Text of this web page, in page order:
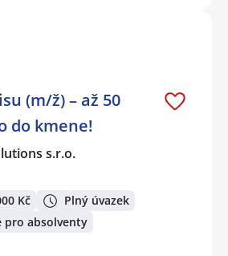
(m/ž) – až 50
do kmene!
s.r.o.
Kč
Plný úvazek
pro absolventy